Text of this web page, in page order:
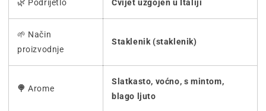
🌿 Podrijetlo Cvijet uzgojen u Italiji
🌱 Način
proizvodnje
Staklenik (staklenik)
🍭 Arome
Slatkasto, voćno, s mintom,
blago ljuto